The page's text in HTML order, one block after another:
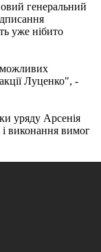
генеральний
уже нібито
Луценко", -
уряду Арсенія
і виконання вимог